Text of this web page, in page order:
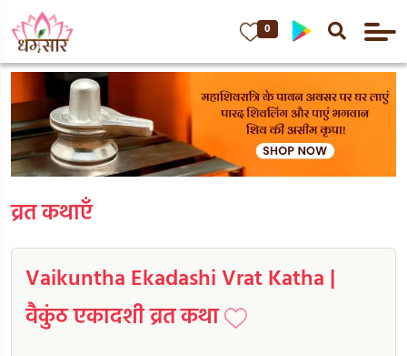
0
व्रत कथाएँ
Vaikuntha Ekadashi Vrat Katha |
वैकुंठ एकादशी व्रत कथा